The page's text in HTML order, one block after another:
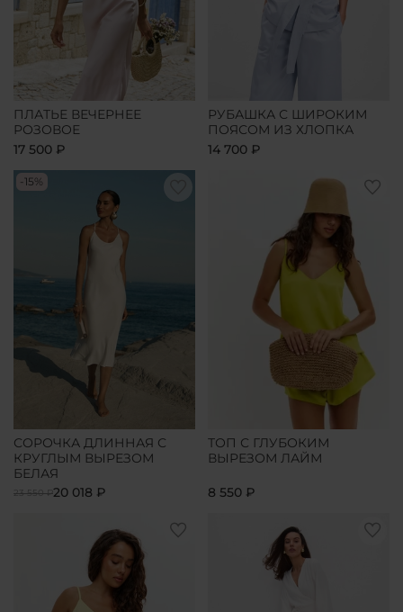
ПЛАТЬЕ ВЕЧЕРНЕЕ
РОЗОВОЕ
17 500 ₽
РУБАШКА С ШИРОКИМ
ПОЯСОМ ИЗ ХЛОПКА
14 700 ₽
-15%
СОРОЧКА ДЛИННАЯ С
КРУГЛЫМ ВЫРЕЗОМ
БЕЛАЯ
23 550 ₽20 018 ₽
ТОП С ГЛУБОКИМ
ВЫРЕЗОМ ЛАЙМ
8 550 ₽